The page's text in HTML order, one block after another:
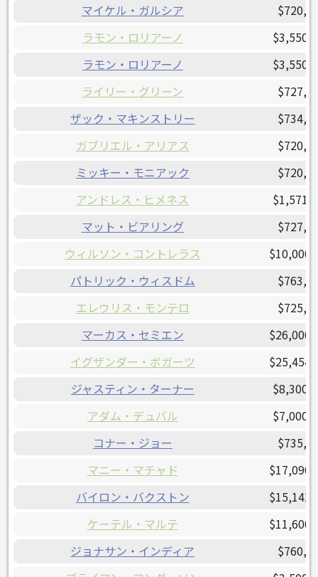
マイケル・ガルシア
ラモン・ロリアーノ
ラモン・ロリアーノ
ライリー・グリーン
ザック・マキンストリー
ガブリエル・アリアス
ミッキー・モニアック
アンドレス・ヒメネス
マット・ビアリング
ウィルソン・コントレラス
パトリック・ウィスドム
エレウリス・モンテロ
マーカス・セミエン
イグザンダー・ボガーツ
ジャスティン・ターナー
アダム・デュバル
コナー・ジョー
マニー・マチャド
バイロン・バクストン
ケーテル・マルテ
ジョナサン・インディア